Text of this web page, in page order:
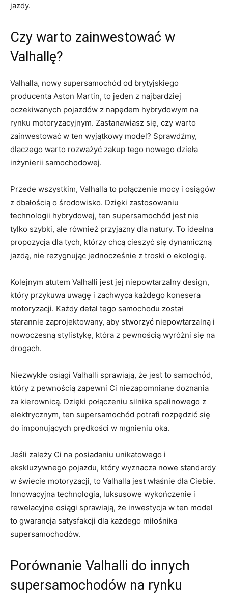
jazdy.
Czy warto ​zainwestować w
Valhallę?
Valhalla, nowy supersamochód​ od brytyjskiego
producenta Aston ​Martin, to jeden z najbardziej
oczekiwanych pojazdów z napędem hybrydowym na
rynku motoryzacyjnym. Zastanawiasz się,⁣ czy warto
zainwestować w ten wyjątkowy model? Sprawdźmy,
dlaczego warto rozważyć zakup ⁢tego nowego‍ dzieła
inżynierii samochodowej.
Przede wszystkim, Valhalla to połączenie mocy i osiągów
z‌ dbałością o ‍środowisko. Dzięki zastosowaniu
technologii hybrydowej, ten supersamochód jest nie
tylko ⁣szybki, ale również przyjazny‌ dla natury. To idealna
propozycja dla tych, którzy chcą ‌cieszyć ‍się dynamiczną
jazdą, nie rezygnując jednocześnie z troski o ekologię.
Kolejnym atutem Valhalli jest jej niepowtarzalny design,
który przykuwa uwagę‍ i zachwyca każdego konesera
motoryzacji. Każdy detal tego samochodu został
starannie zaprojektowany, aby stworzyć niepowtarzalną i
nowoczesną stylistykę, która⁤ z pewnością wyróżni się na
drogach.
Niezwykłe osiągi Valhalli sprawiają, że jest to samochód,
który z pewnością zapewni Ci niezapomniane doznania
za kierownicą. Dzięki połączeniu silnika spalinowego ​z
elektrycznym, ten supersamochód potrafi rozpędzić się
‌do imponujących prędkości w mgnieniu oka.
Jeśli ⁢zależy Ci na posiadaniu unikatowego i
ekskluzywnego‍ pojazdu, który wyznacza nowe standardy
w świecie motoryzacji, to Valhalla jest właśnie dla Ciebie.
Innowacyjna⁤ technologia,‍ luksusowe⁣ wykończenie i
rewelacyjne osiągi sprawiają, że inwestycja w ten model
to gwarancja satysfakcji dla każdego miłośnika
supersamochodów.
Porównanie Valhalli do innych
supersamochodów⁢ na rynku